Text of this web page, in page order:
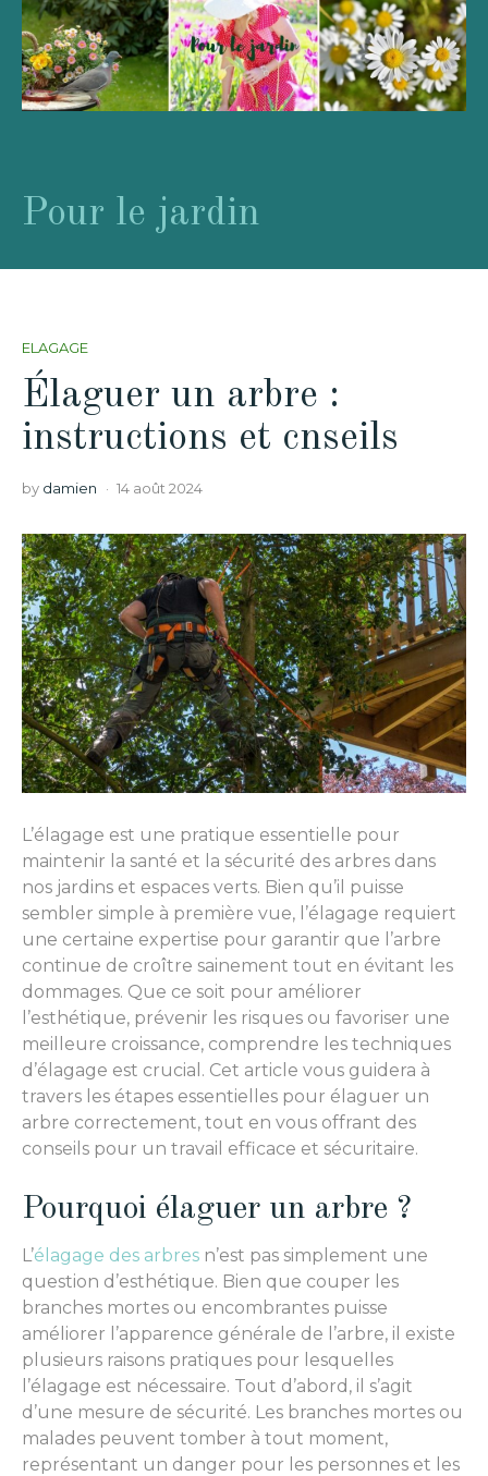
Pour le jardin
ELAGAGE
Élaguer un arbre :
instructions et cnseils
by damien 14 août 2024
L’élagage est une pratique essentielle pour
maintenir la santé et la sécurité des arbres dans
nos jardins et espaces verts. Bien qu’il puisse
sembler simple à première vue, l’élagage requiert
une certaine expertise pour garantir que l’arbre
continue de croître sainement tout en évitant les
dommages. Que ce soit pour améliorer
l’esthétique, prévenir les risques ou favoriser une
meilleure croissance, comprendre les techniques
d’élagage est crucial. Cet article vous guidera à
travers les étapes essentielles pour élaguer un
arbre correctement, tout en vous offrant des
conseils pour un travail efficace et sécuritaire.
Pourquoi élaguer un arbre ?
L’élagage des arbres n’est pas simplement une
question d’esthétique. Bien que couper les
branches mortes ou encombrantes puisse
améliorer l’apparence générale de l’arbre, il existe
plusieurs raisons pratiques pour lesquelles
l’élagage est nécessaire. Tout d’abord, il s’agit
d’une mesure de sécurité. Les branches mortes ou
malades peuvent tomber à tout moment,
représentant un danger pour les personnes et les